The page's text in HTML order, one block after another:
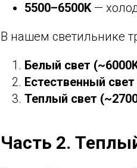
5500–6500K—
В нашем светильнике
Белый свет
Естественный
Теплый свет
Часть 2.